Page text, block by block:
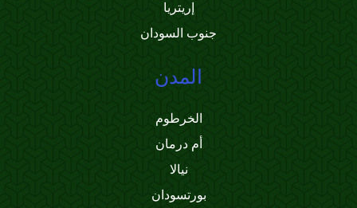
إريتريا
جنوب السودان
المدن
الخرطوم
أم درمان
نيالا
بورتسودان